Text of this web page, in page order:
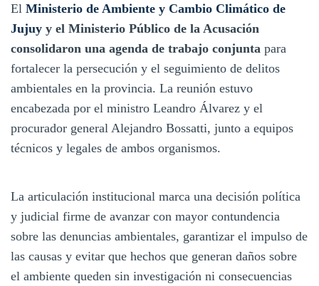
El Ministerio de Ambiente y Cambio Climático de
Jujuy y el Ministerio Público de la Acusación
consolidaron una agenda de trabajo conjunta para
fortalecer la persecución y el seguimiento de delitos
ambientales en la provincia. La reunión estuvo
encabezada por el ministro Leandro Álvarez y el
procurador general Alejandro Bossatti, junto a equipos
técnicos y legales de ambos organismos.
La articulación institucional marca una decisión política
y judicial firme de avanzar con mayor contundencia
sobre las denuncias ambientales, garantizar el impulso de
las causas y evitar que hechos que generan daños sobre
el ambiente queden sin investigación ni consecuencias